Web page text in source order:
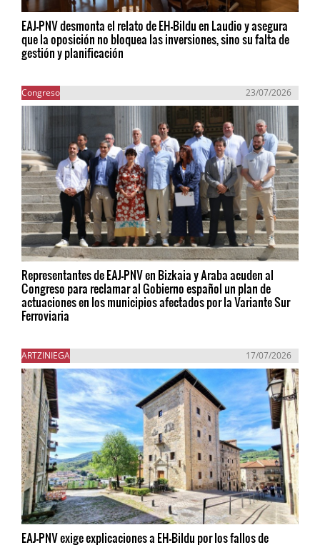
EAJ-PNV desmonta el relato de EH-Bildu en Laudio y asegura
que la oposición no bloquea las inversiones, sino su falta de
gestión y planificación
Congreso 23/07/2026
Representantes de EAJ-PNV en Bizkaia y Araba acuden al
Congreso para reclamar al Gobierno español un plan de
actuaciones en los municipios afectados por la Variante Sur
Ferroviaria
ARTZINIEGA 17/07/2026
EAJ-PNV exige explicaciones a EH-Bildu por los fallos de